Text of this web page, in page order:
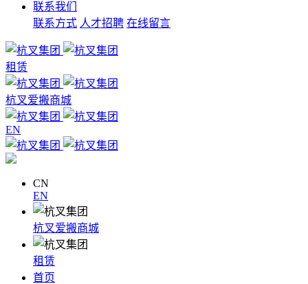
联系我们
联系方式 人才招聘 在线留言
租赁
杭叉爱搬商城
EN
CN
EN
杭叉爱搬商城
租赁
首页